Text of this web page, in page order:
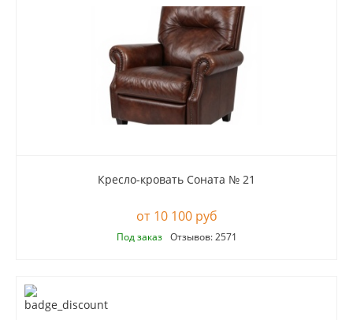
Кресло-кровать Соната № 21
10 100 руб
Под заказ Отзывов: 2571